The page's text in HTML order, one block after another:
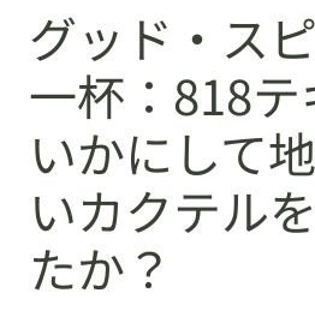
グッド・ス
一杯：818
いかにして
いカクテル
たか？